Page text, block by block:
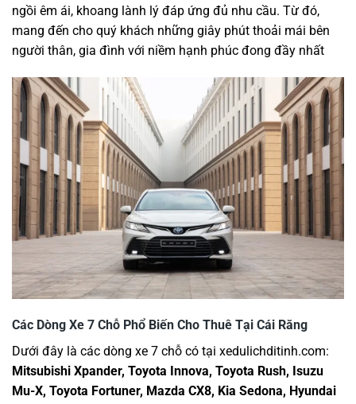
ngồi êm ái, khoang lành lý đáp ứng đủ nhu cầu. Từ đó,
mang đến cho quý khách những giây phút thoải mái bên
người thân, gia đình với niềm hạnh phúc đong đầy nhất
Các Dòng Xe 7 Chỗ Phổ Biến Cho Thuê Tại Cái Răng
Dưới đây là các dòng xe 7 chỗ có tại xedulichditinh.com:
Mitsubishi Xpander, Toyota Innova, Toyota Rush, Isuzu
Mu-X, Toyota Fortuner, Mazda CX8, Kia Sedona, Hyundai